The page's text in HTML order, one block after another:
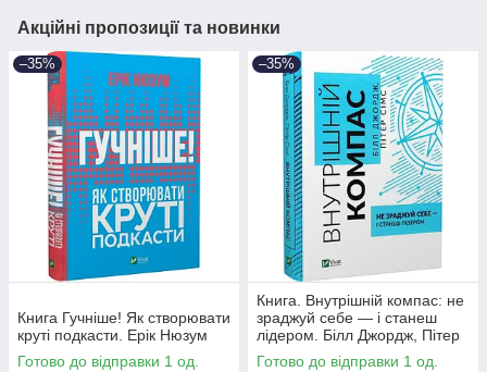
Акційні пропозиції та новинки
–35%
Книга Гучніше! Як створювати
круті подкасти. Ерік Нюзум
Готово до відправки 1 од.
–35%
Книга. Внутрішній компас: не
зраджуй себе — і станеш
лідером. Білл Джордж, Пітер
Сімс
Готово до відправки 1 од.